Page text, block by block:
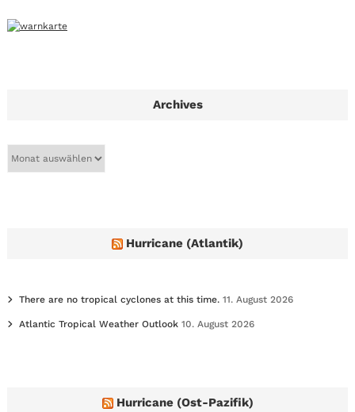
Archives
Hurricane (Atlantik)
There are no tropical cyclones at this time. 11. August 2026
Atlantic Tropical Weather Outlook 10. August 2026
Hurricane (Ost-Pazifik)